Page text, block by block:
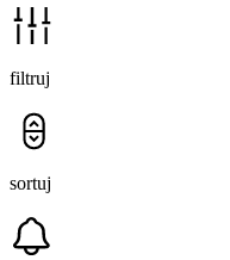
filtruj
sortuj